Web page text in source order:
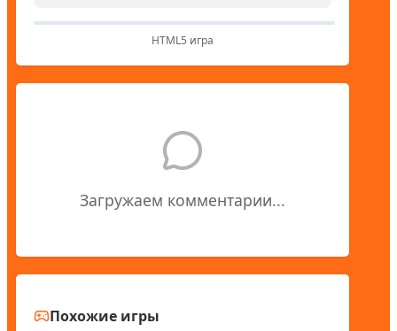
HTML5 игра
Загружаем комментарии...
Похожие игры